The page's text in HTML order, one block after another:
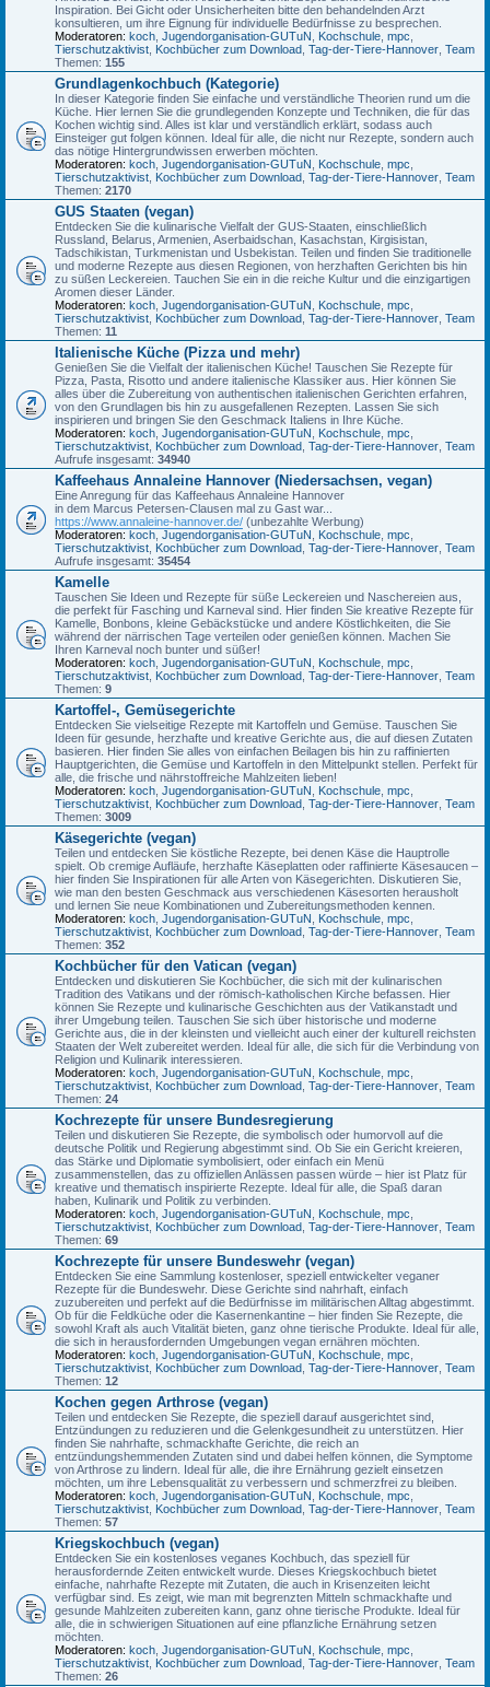
Inspiration. Bei Gicht oder Unsicherheiten bitte den behandelnden Arzt
konsultieren, um ihre Eignung für individuelle Bedürfnisse zu besprechen.
Moderatoren: koch Jugendorganisation-GUTuN Kochschule mpc
Tierschutzaktivist Kochbücher zum Download Tag-der-Tiere-Hannover Team
Themen: 155
Grundlagenkochbuch (Kategorie)
In dieser Kategorie finden Sie einfache und verständliche Theorien rund um die
Küche. Hier lernen Sie die grundlegenden Konzepte und Techniken, die für das
Kochen wichtig sind. Alles ist klar und verständlich erklärt, sodass auch
Einsteiger gut folgen können. Ideal für alle, die nicht nur Rezepte, sondern auch
das nötige Hintergrundwissen erwerben möchten.
Moderatoren: koch Jugendorganisation-GUTuN Kochschule mpc
Tierschutzaktivist Kochbücher zum Download Tag-der-Tiere-Hannover Team
Themen: 2170
GUS Staaten (vegan)
Entdecken Sie die kulinarische Vielfalt der GUS-Staaten, einschließlich
Russland, Belarus, Armenien, Aserbaidschan, Kasachstan, Kirgisistan,
Tadschikistan, Turkmenistan und Usbekistan. Teilen und finden Sie traditionelle
und moderne Rezepte aus diesen Regionen, von herzhaften Gerichten bis hin
zu süßen Leckereien. Tauchen Sie ein in die reiche Kultur und die einzigartigen
Aromen dieser Länder.
Moderatoren: koch Jugendorganisation-GUTuN Kochschule mpc
Tierschutzaktivist Kochbücher zum Download Tag-der-Tiere-Hannover Team
Themen: 11
Italienische Küche (Pizza und mehr)
Genießen Sie die Vielfalt der italienischen Küche! Tauschen Sie Rezepte für
Pizza, Pasta, Risotto und andere italienische Klassiker aus. Hier können Sie
alles über die Zubereitung von authentischen italienischen Gerichten erfahren,
von den Grundlagen bis hin zu ausgefallenen Rezepten. Lassen Sie sich
inspirieren und bringen Sie den Geschmack Italiens in Ihre Küche.
Moderatoren: koch Jugendorganisation-GUTuN Kochschule mpc
Tierschutzaktivist Kochbücher zum Download Tag-der-Tiere-Hannover Team
Aufrufe insgesamt: 34940
Kaffeehaus Annaleine Hannover (Niedersachsen, vegan)
Eine Anregung für das Kaffeehaus Annaleine Hannover
in dem Marcus Petersen-Clausen mal zu Gast war...
https://www.annaleine-hannover.de/ (unbezahlte Werbung)
Moderatoren: koch Jugendorganisation-GUTuN Kochschule mpc
Tierschutzaktivist Kochbücher zum Download Tag-der-Tiere-Hannover Team
Aufrufe insgesamt: 35454
Kamelle
Tauschen Sie Ideen und Rezepte für süße Leckereien und Naschereien aus,
die perfekt für Fasching und Karneval sind. Hier finden Sie kreative Rezepte für
Kamelle, Bonbons, kleine Gebäckstücke und andere Köstlichkeiten, die Sie
während der närrischen Tage verteilen oder genießen können. Machen Sie
Ihren Karneval noch bunter und süßer!
Moderatoren: koch Jugendorganisation-GUTuN Kochschule mpc
Tierschutzaktivist Kochbücher zum Download Tag-der-Tiere-Hannover Team
Themen: 9
Kartoffel-, Gemüsegerichte
Entdecken Sie vielseitige Rezepte mit Kartoffeln und Gemüse. Tauschen Sie
Ideen für gesunde, herzhafte und kreative Gerichte aus, die auf diesen Zutaten
basieren. Hier finden Sie alles von einfachen Beilagen bis hin zu raffinierten
Hauptgerichten, die Gemüse und Kartoffeln in den Mittelpunkt stellen. Perfekt für
alle, die frische und nährstoffreiche Mahlzeiten lieben!
Moderatoren: koch Jugendorganisation-GUTuN Kochschule mpc
Tierschutzaktivist Kochbücher zum Download Tag-der-Tiere-Hannover Team
Themen: 3009
Käsegerichte (vegan)
Teilen und entdecken Sie köstliche Rezepte, bei denen Käse die Hauptrolle
spielt. Ob cremige Aufläufe, herzhafte Käseplatten oder raffinierte Käsesaucen –
hier finden Sie Inspirationen für alle Arten von Käsegerichten. Diskutieren Sie,
wie man den besten Geschmack aus verschiedenen Käsesorten herausholt
und lernen Sie neue Kombinationen und Zubereitungsmethoden kennen.
Moderatoren: koch Jugendorganisation-GUTuN Kochschule mpc
Tierschutzaktivist Kochbücher zum Download Tag-der-Tiere-Hannover Team
Themen: 352
Kochbücher für den Vatican (vegan)
Entdecken und diskutieren Sie Kochbücher, die sich mit der kulinarischen
Tradition des Vatikans und der römisch-katholischen Kirche befassen. Hier
können Sie Rezepte und kulinarische Geschichten aus der Vatikanstadt und
ihrer Umgebung teilen. Tauschen Sie sich über historische und moderne
Gerichte aus, die in der kleinsten und vielleicht auch einer der kulturell reichsten
Staaten der Welt zubereitet werden. Ideal für alle, die sich für die Verbindung von
Religion und Kulinarik interessieren.
Moderatoren: koch Jugendorganisation-GUTuN Kochschule mpc
Tierschutzaktivist Kochbücher zum Download Tag-der-Tiere-Hannover Team
Themen: 24
Kochrezepte für unsere Bundesregierung
Teilen und diskutieren Sie Rezepte, die symbolisch oder humorvoll auf die
deutsche Politik und Regierung abgestimmt sind. Ob Sie ein Gericht kreieren,
das Stärke und Diplomatie symbolisiert, oder einfach ein Menü
zusammenstellen, das zu offiziellen Anlässen passen würde – hier ist Platz für
kreative und thematisch inspirierte Rezepte. Ideal für alle, die Spaß daran
haben, Kulinarik und Politik zu verbinden.
Moderatoren: koch Jugendorganisation-GUTuN Kochschule mpc
Tierschutzaktivist Kochbücher zum Download Tag-der-Tiere-Hannover Team
Themen: 69
Kochrezepte für unsere Bundeswehr (vegan)
Entdecken Sie eine Sammlung kostenloser, speziell entwickelter veganer
Rezepte für die Bundeswehr. Diese Gerichte sind nahrhaft, einfach
zuzubereiten und perfekt auf die Bedürfnisse im militärischen Alltag abgestimmt.
Ob für die Feldküche oder die Kasernenkantine – hier finden Sie Rezepte, die
sowohl Kraft als auch Vitalität bieten, ganz ohne tierische Produkte. Ideal für alle,
die sich in herausfordernden Umgebungen vegan ernähren möchten.
Moderatoren: koch Jugendorganisation-GUTuN Kochschule mpc
Tierschutzaktivist Kochbücher zum Download Tag-der-Tiere-Hannover Team
Themen: 12
Kochen gegen Arthrose (vegan)
Teilen und entdecken Sie Rezepte, die speziell darauf ausgerichtet sind,
Entzündungen zu reduzieren und die Gelenkgesundheit zu unterstützen. Hier
finden Sie nahrhafte, schmackhafte Gerichte, die reich an
entzündungshemmenden Zutaten sind und dabei helfen können, die Symptome
von Arthrose zu lindern. Ideal für alle, die ihre Ernährung gezielt einsetzen
möchten, um ihre Lebensqualität zu verbessern und schmerzfrei zu bleiben.
Moderatoren: koch Jugendorganisation-GUTuN Kochschule mpc
Tierschutzaktivist Kochbücher zum Download Tag-der-Tiere-Hannover Team
Themen: 57
Kriegskochbuch (vegan)
Entdecken Sie ein kostenloses veganes Kochbuch, das speziell für
herausfordernde Zeiten entwickelt wurde. Dieses Kriegskochbuch bietet
einfache, nahrhafte Rezepte mit Zutaten, die auch in Krisenzeiten leicht
verfügbar sind. Es zeigt, wie man mit begrenzten Mitteln schmackhafte und
gesunde Mahlzeiten zubereiten kann, ganz ohne tierische Produkte. Ideal für
alle, die in schwierigen Situationen auf eine pflanzliche Ernährung setzen
möchten.
Moderatoren: koch Jugendorganisation-GUTuN Kochschule mpc
Tierschutzaktivist Kochbücher zum Download Tag-der-Tiere-Hannover Team
Themen: 26